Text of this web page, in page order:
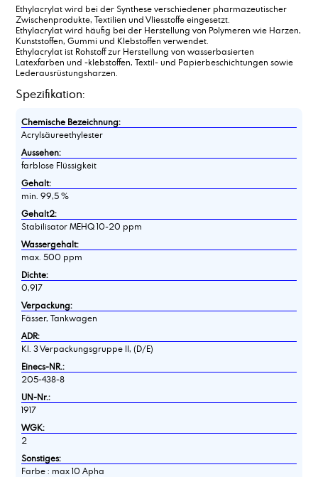
Ethylacrylat wird bei der Synthese verschiedener pharmazeutischer
Zwischenprodukte, Textilien und Vliesstoffe eingesetzt.
Ethylacrylat wird häufig bei der Herstellung von Polymeren wie Harzen,
Kunststoffen, Gummi und Klebstoffen verwendet.
Ethylacrylat ist Rohstoff zur Herstellung von wasserbasierten
Latexfarben und -klebstoffen, Textil- und Papierbeschichtungen sowie
Lederausrüstungsharzen.
Spezifikation:
Chemische Bezeichnung:
Acrylsäureethylester
Aussehen:
farblose Flüssigkeit
Gehalt:
min. 99,5 %
Gehalt2:
Stabilisator MEHQ 10-20 ppm
Wassergehalt:
max. 500 ppm
Dichte:
0,917
Verpackung:
Fässer, Tankwagen
ADR:
Kl. 3 Verpackungsgruppe II, (D/E)
Einecs-NR.:
205-438-8
UN-Nr.:
1917
WGK:
2
Sonstiges:
Farbe : max 10 Apha